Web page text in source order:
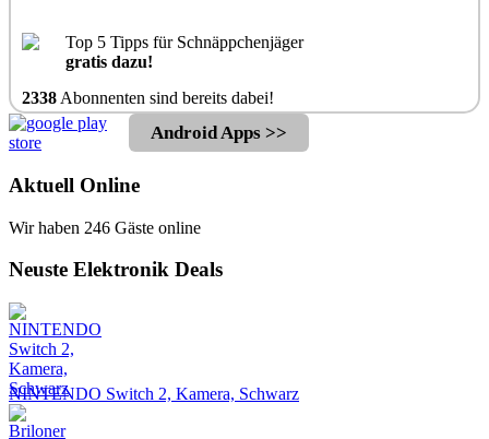
Top 5 Tipps für Schnäppchenjäger
gratis dazu!
2338 Abonnenten sind bereits dabei!
Android Apps >>
Aktuell Online
Wir haben 246 Gäste online
Neuste Elektronik Deals
NINTENDO Switch 2, Kamera, Schwarz